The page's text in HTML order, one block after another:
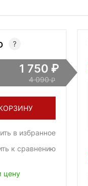
1 750
4 090
в избранное
к сравнению
цену